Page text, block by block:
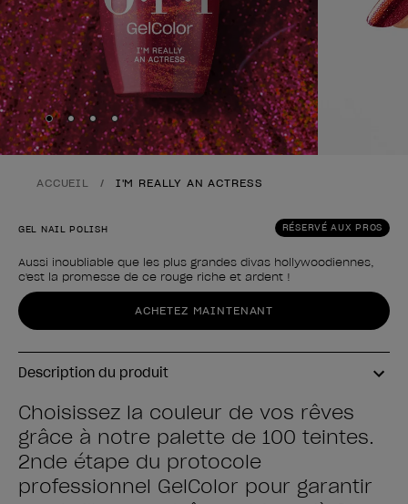
Skip to slide 1
Skip to slide2
Skip to slide 3
Skip to slide4
ACCUEIL I'M REALLY AN ACTRESS
RÉSERVÉ AUX PROS
GEL NAIL POLISH
Aussi inoubliable que les plus grandes divas hollywoodiennes,
c'est la promesse de ce rouge riche et ardent !
Forme du produit
ACHETEZ MAINTENANT
Description du produit
Choisissez la couleur de vos rêves
grâce à notre palette de 100 teintes.
2nde étape du protocole
professionnel GelColor pour garantir